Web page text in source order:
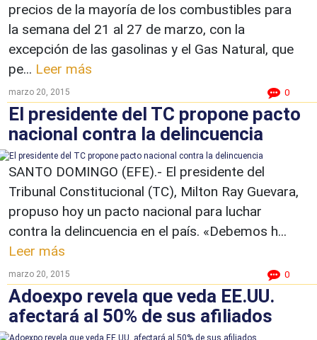
precios de la mayoría de los combustibles para
la semana del 21 al 27 de marzo, con la
excepción de las gasolinas y el Gas Natural, que
pe... Leer más
marzo 20, 2015 0
El presidente del TC propone pacto
nacional contra la delincuencia
SANTO DOMINGO (EFE).- El presidente del
Tribunal Constitucional (TC), Milton Ray Guevara,
propuso hoy un pacto nacional para luchar
contra la delincuencia en el país. «Debemos h...
Leer más
marzo 20, 2015 0
Adoexpo revela que veda EE.UU.
afectará al 50% de sus afiliados